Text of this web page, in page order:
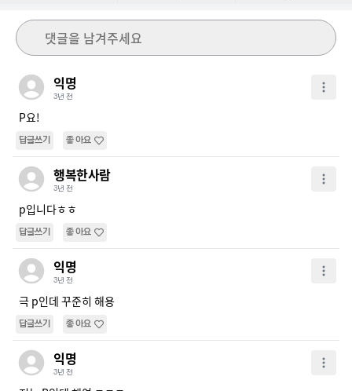
댓글을 남겨주세요
익명
3년 전
P요!
답글쓰기 좋아요
행복한사람
3년 전
p입니다ㅎㅎ
답글쓰기 좋아요
익명
3년 전
극 p인데 꾸준히 해용
답글쓰기 좋아요
익명
3년 전